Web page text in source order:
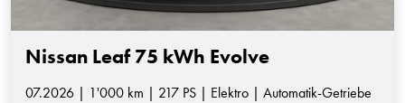
Nissan Leaf 75 kWh Evolve
07.2026 | 1'000 km | 217 PS | Elektro | Automatik-Getriebe